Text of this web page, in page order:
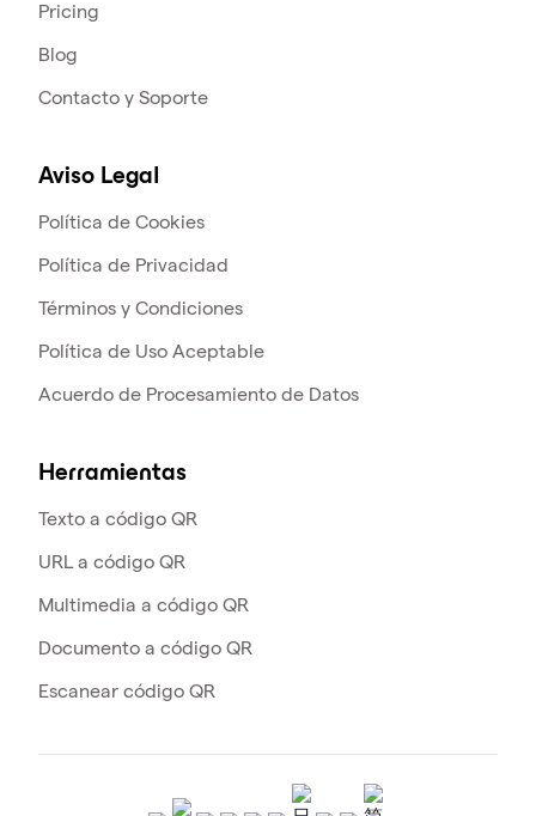
Pricing
Blog
Contacto y Soporte
Aviso Legal
Política de Cookies
Política de Privacidad
Términos y Condiciones
Política de Uso Aceptable
Acuerdo de Procesamiento de Datos
Herramientas
Texto a código QR
URL a código QR
Multimedia a código QR
Documento a código QR
Escanear código QR